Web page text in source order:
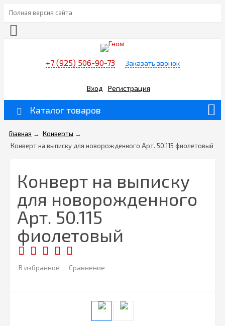
Полная версия сайта
+7 (925) 506-90-73 Заказать звонок
Вход Регистрация
Каталог товаров
Главная → Конверты →
Конверт на выписку для новорожденного Арт. 50.115 фиолетовый
Конверт на выписку
для новорожденного
Арт. 50.115
фиолетовый
В избранное Сравнение